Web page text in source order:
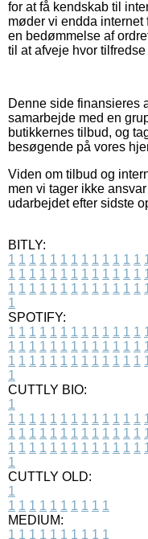
for at få kendskab til
møder vi endda
en bedømmelse af
til at afveje hvor
Denne side finansieres
samarbejde med en
butikkernes tilbud, og
besøgende på vores
Viden om tilbud og
men vi tager ikke
udarbejdet efter sidste
BITLY:
1 1 1 1 1 1 1 1 1 1 1 1 1
1 1 1 1 1 1 1 1 1 1 1 1 1
1 1 1 1 1 1 1 1 1 1 1 1 1
1
SPOTIFY:
1 1 1 1 1 1 1 1 1 1 1 1 1
1 1 1 1 1 1 1 1 1 1 1 1 1
1 1 1 1 1 1 1 1 1 1 1 1 1
1
CUTTLY BIO:
1
1 1 1 1 1 1 1 1 1 1 1 1 1
1 1 1 1 1 1 1 1 1 1 1 1 1
1 1 1 1 1 1 1 1 1 1 1 1 1
1
CUTTLY OLD:
1
1 1 1 1 1 1 1 1 1 1
MEDIUM:
1 1 1 1 1 1 1 1 1 1